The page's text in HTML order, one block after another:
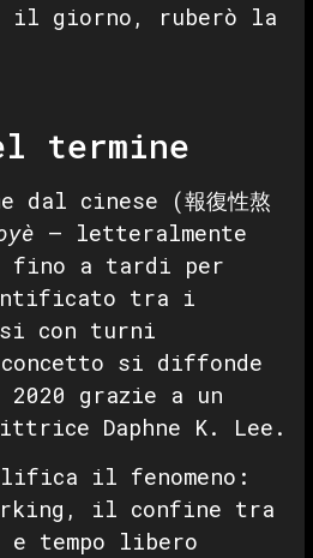
il giorno, ruberò la
termine
cinese (報復性熬
— letteralmente
fino a tardi per
tra i
con turni
si diffonde
2020 grazie a un
Daphne K. Lee.
il fenomeno:
il confine tra
e tempo libero